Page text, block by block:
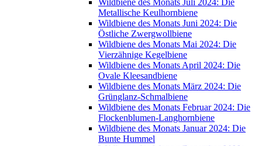
Wildbiene des Monats Juli 2024: Die
Metallische Keulhornbiene
Wildbiene des Monats Juni 2024: Die
Östliche Zwergwollbiene
Wildbiene des Monats Mai 2024: Die
Vierzähnige Kegelbiene
Wildbiene des Monats April 2024: Die
Ovale Kleesandbiene
Wildbiene des Monats März 2024: Die
Grünglanz-Schmalbiene
Wildbiene des Monats Februar 2024: Die
Flockenblumen-Langhornbiene
Wildbiene des Monats Januar 2024: Die
Bunte Hummel